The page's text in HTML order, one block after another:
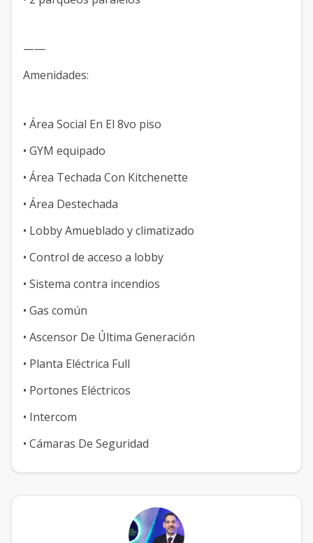
——
Amenidades:
• Área Social En El 8vo piso
• GYM equipado
• Área Techada Con Kitchenette
• Área Destechada
• Lobby Amueblado y climatizado
• Control de acceso a lobby
• Sistema contra incendios
• Gas común
• Ascensor De Última Generación
• Planta Eléctrica Full
• Portones Eléctricos
• Intercom
• Cámaras De Seguridad